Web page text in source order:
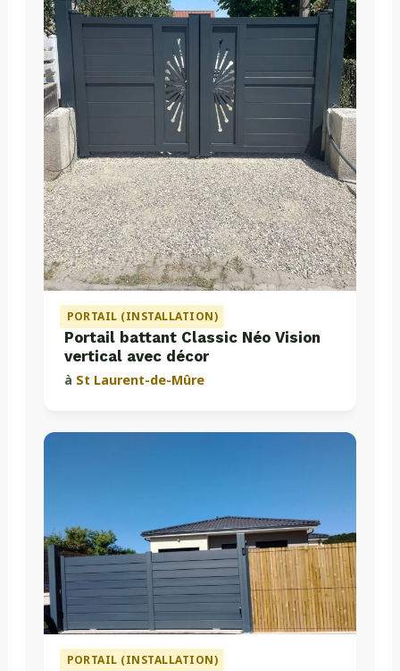
PORTAIL (INSTALLATION)
Portail battant Classic Néo Vision
vertical avec décor
à St Laurent-de-Mûre
PORTAIL (INSTALLATION)